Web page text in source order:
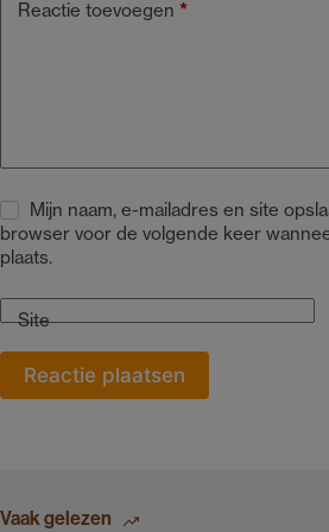
Reactie toevoegen *
Mijn naam, e-mailadres en site
browser voor de volgende keer
plaats.
Site
Reactie plaatsen
Vaak gelezen